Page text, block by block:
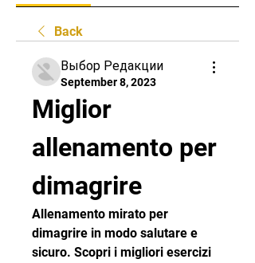
Back
Выбор Редакции
September 8, 2023
Miglior
allenamento per
dimagrire
Allenamento mirato per
dimagrire in modo salutare e
sicuro. Scopri i migliori esercizi